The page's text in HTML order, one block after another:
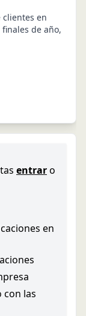
clientes en
de año,
entraro
en
las